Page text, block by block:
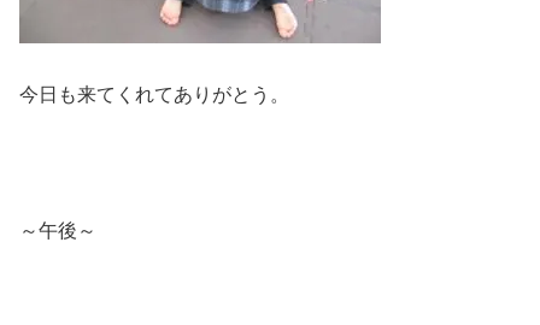
今日も来てくれてありがとう。
～午後～